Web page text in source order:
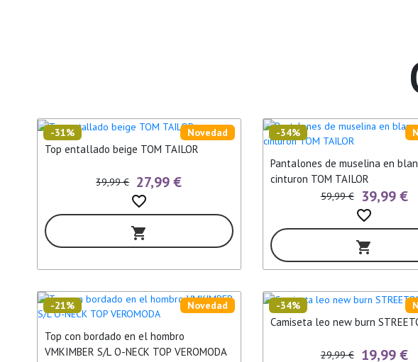
Top entallado beige TOM TAILOR
Novedad
-31%
39,99 € 27,99 €
favorite_border
shopping_cart
Pantalones de muselina en
cinturon TOM TAILOR
-34%
59,99 € 39,99 €
favorite_border
shopping_cart
Top con bordado en el hombro
VMKIMBER S/L O-NECK TOP VEROMODA
Novedad
-21%
Camiseta leo new burn
-34%
29,99 € 19,99 €